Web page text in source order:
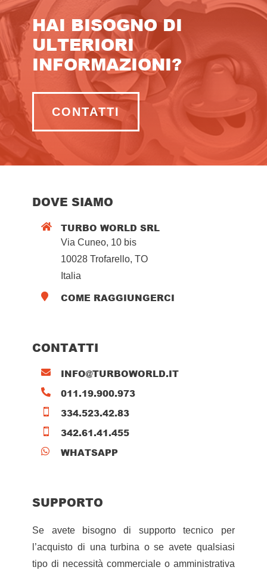
HAI BISOGNO DI
ULTERIORI
INFORMAZIONI?
CONTATTI
DOVE SIAMO
 TURBO WORLD SRL
Via Cuneo, 10 bis
10028 Trofarello, TO
Italia
 COME RAGGIUNGERCI
CONTATTI
 INFO@TURBOWORLD.IT
 011.19.900.973
 334.523.42.83
 342.61.41.455
 WHATSAPP
SUPPORTO
Se avete bisogno di supporto tecnico per
l’acquisto di una turbina o se avete qualsiasi
tipo di necessità commerciale o amministrativa